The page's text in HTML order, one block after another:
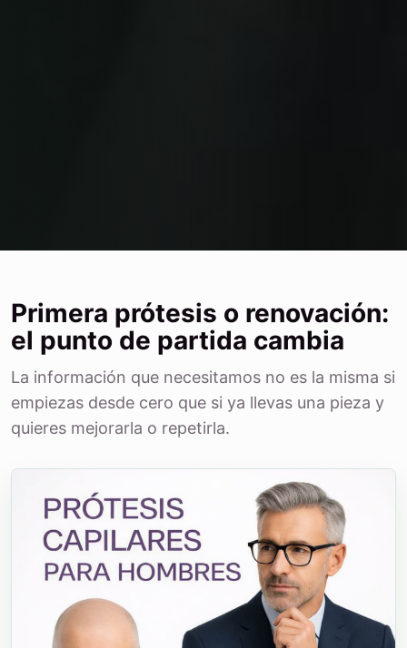
Primera prótesis o renovación:
el punto de partida cambia
La información que necesitamos no es la misma si
empiezas desde cero que si ya llevas una pieza y
quieres mejorarla o repetirla.